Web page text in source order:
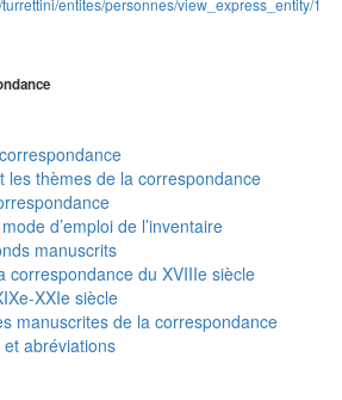
les thèmes de la correspondance
d’emploi de l’inventaire
manuscrits
correspondance du XVIIIe siècle
XXIe siècle
manuscrites de la correspondance
abréviations